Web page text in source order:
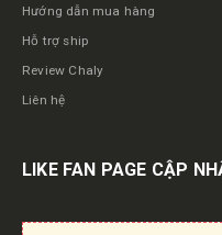
Hướng dẫn mua hàng
Hỗ trợ ship
Review Chaly
Liên hệ
LIKE FAN PAGE CẬP